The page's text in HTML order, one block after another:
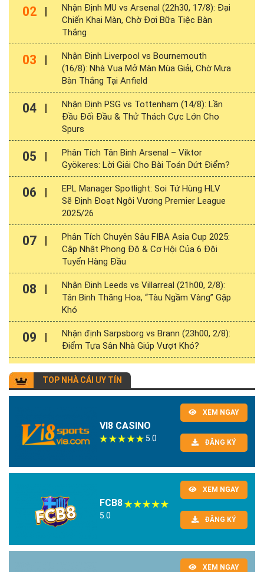
02
Nhận Định MU vs Arsenal (22h30, 17/8): Đại
Chiến Khai Màn, Chờ Đợi Bữa Tiệc Bàn
Thắng
03
Nhận Định Liverpool vs Bournemouth
(16/8): Nhà Vua Mở Màn Mùa Giải, Chờ Mưa
Bàn Thắng Tại Anfield
04
Nhận Định PSG vs Tottenham (14/8): Lần
Đầu Đối Đầu & Thử Thách Cực Lớn Cho
Spurs
05
Phân Tích Tân Binh Arsenal – Viktor
Gyökeres: Lời Giải Cho Bài Toán Dứt Điểm?
06
EPL Manager Spotlight: Soi Tứ Hùng HLV
Sẽ Định Đoạt Ngôi Vương Premier League
2025/26
07
Phân Tích Chuyên Sâu FIBA Asia Cup 2025:
Cập Nhật Phong Độ & Cơ Hội Của 6 Đội
Tuyển Hàng Đầu
08
Nhận Định Leeds vs Villarreal (21h00, 2/8):
Tân Binh Thăng Hoa, “Tàu Ngầm Vàng” Gặp
Khó
09
Nhận định Sarpsborg vs Brann (23h00, 2/8):
Điểm Tựa Sân Nhà Giúp Vượt Khó?
TOP NHÀ CÁI UY TÍN
VI8 CASINO
5.0
XEM NGAY
ĐĂNG KÝ
FCB8
5.0
XEM NGAY
ĐĂNG KÝ
XEM NGAY